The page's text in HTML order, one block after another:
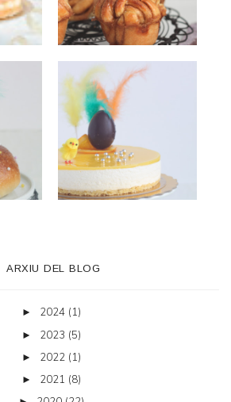
ARXIU DEL BLOG
► 2024 (1)
► 2023 (5)
► 2022 (1)
► 2021 (8)